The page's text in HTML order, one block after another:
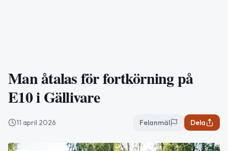
Man åtalas för fortkörning på
E10 i Gällivare
11 april 2026 Felanmäl Dela